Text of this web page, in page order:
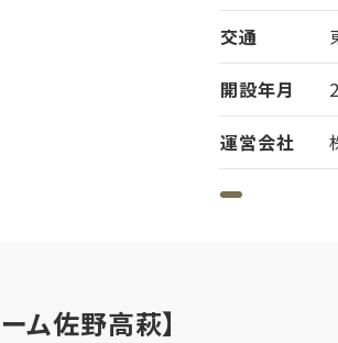
交通
開設年月
運営会社
ム佐野高萩】